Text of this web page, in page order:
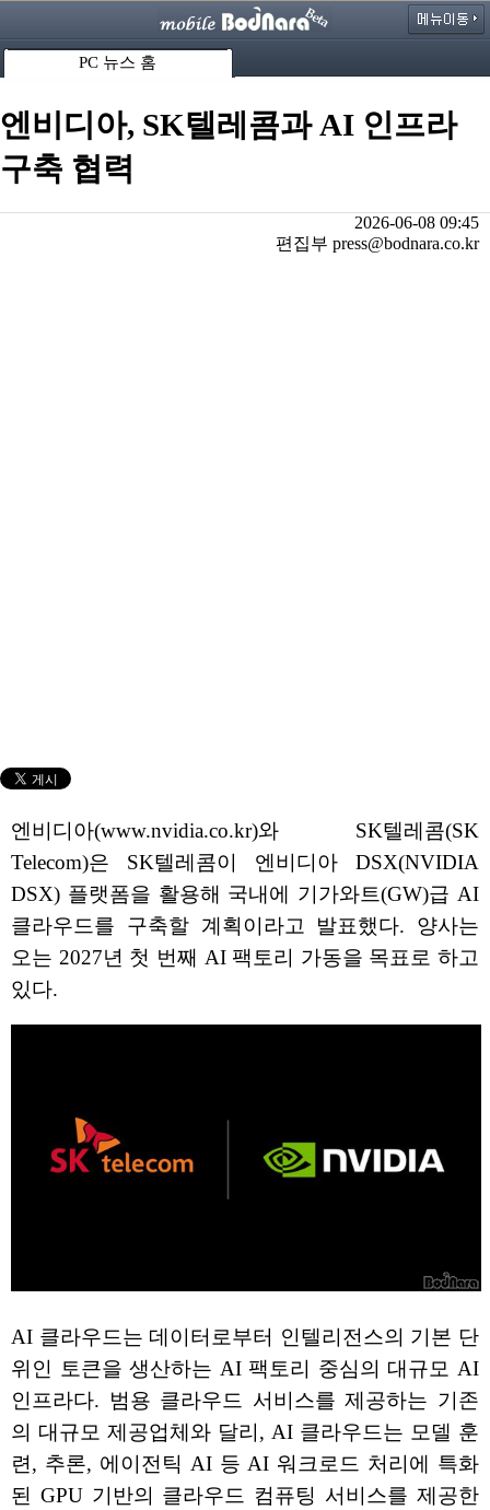
PC 뉴스 홈
엔비디아, SK텔레콤과 AI 인프라
구축 협력
2026-06-08 09:45
편집부 press@bodnara.co.kr
엔비디아(www.nvidia.co.kr)와 SK텔레콤(SK
Telecom)은 SK텔레콤이 엔비디아 DSX(NVIDIA
DSX) 플랫폼을 활용해 국내에 기가와트(GW)급 AI
클라우드를 구축할 계획이라고 발표했다. 양사는
오는 2027년 첫 번째 AI 팩토리 가동을 목표로 하고
있다.
AI 클라우드는 데이터로부터 인텔리전스의 기본 단
위인 토큰을 생산하는 AI 팩토리 중심의 대규모 AI
인프라다. 범용 클라우드 서비스를 제공하는 기존
의 대규모 제공업체와 달리, AI 클라우드는 모델 훈
련, 추론, 에이전틱 AI 등 AI 워크로드 처리에 특화
된 GPU 기반의 클라우드 컴퓨팅 서비스를 제공한